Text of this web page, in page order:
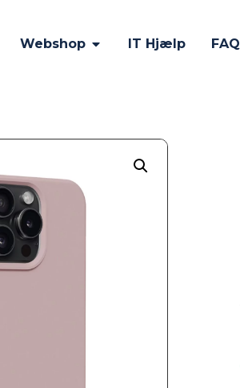
Webshop IT Hjælp FAQ